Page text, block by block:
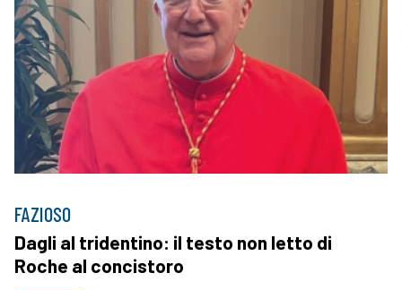
FAZIOSO
Dagli al tridentino: il testo non letto di
Roche al concistoro